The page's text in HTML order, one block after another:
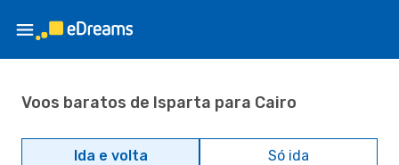
Voos baratos de Isparta para Cairo
Ida e volta Só ida